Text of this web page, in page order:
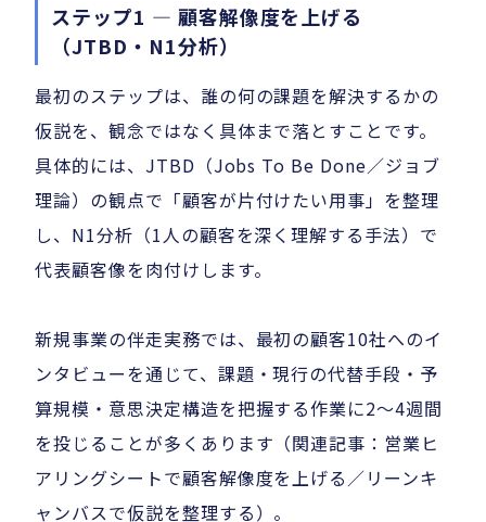
ステップ1 — 顧客解像度を上げる
（JTBD・N1分析）
最初のステップは、誰の何の課題を解決するかの
仮説を、観念ではなく具体まで落とすことです。
具体的には、JTBD（Jobs To Be Done／ジョブ
理論）の観点で「顧客が片付けたい用事」を整理
し、N1分析（1人の顧客を深く理解する手法）で
代表顧客像を肉付けします。
新規事業の伴走実務では、最初の顧客10社へのイ
ンタビューを通じて、課題・現行の代替手段・予
算規模・意思決定構造を把握する作業に2〜4週間
を投じることが多くあります（関連記事：営業ヒ
アリングシートで顧客解像度を上げる／リーンキ
ャンバスで仮説を整理する）。